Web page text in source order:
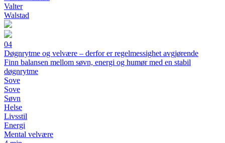
Valter
Walstad
04
Døgnrytme og velvære – derfor er regelmessighet avgjørende
Finn balansen mellom søvn, energi og humør med en stabil
døgnrytme
Sove
Sove
Søvn
Helse
Livsstil
Energi
Mental velvære